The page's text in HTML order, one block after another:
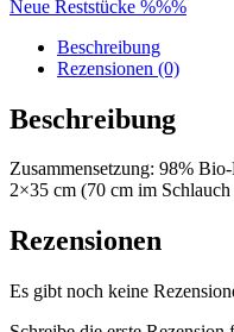
Neue Reststücke %%%
Beschreibung
Rezensionen (0)
Beschreibung
Zusammensetzung: 98%
2×35 cm (70 cm im
Rezensionen
Es gibt noch keine